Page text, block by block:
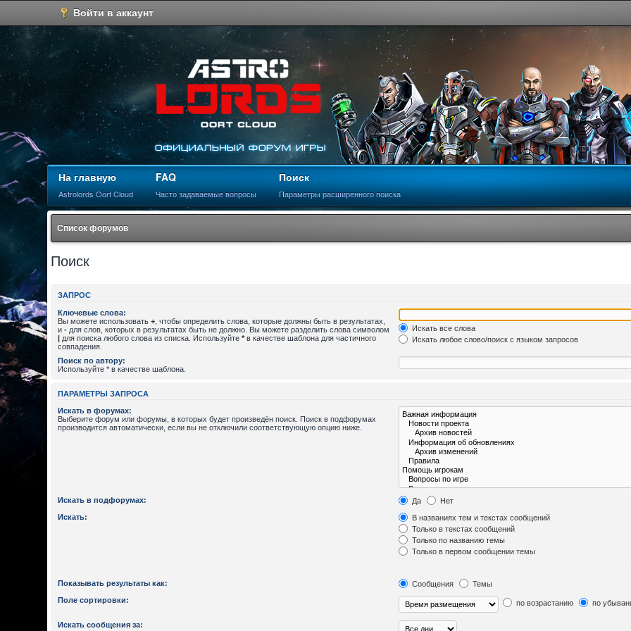
Войти в аккаунт
На главную
Astrolords Oort Cloud
FAQ
Часто задаваемые вопросы
Поиск
Параметры расширенного поиска
Список форумов
Поиск
ЗАПРОС
Ключевые слова:
Вы можете использовать+ , чтобы определить слова, которые должны быть в результатах,
и- для слов, которых в результатах быть не должно. Вы можете разделить слова символом
| для поиска любого слова из списка. Используйте* в качестве шаблона для частичного
совпадения.
Искать все слова
Искать любое слово/поиск с языком запросов
Поиск по автору:
Используйте * в качестве шаблона.
ПАРАМЕТРЫ ЗАПРОСА
Искать в форумах:
Выберите форум или форумы, в которых будет произведён поиск. Поиск в подфорумах
производится автоматически, если вы не отключили соответствующую опцию ниже.
Искать в подфорумах: Да
Нет
Искать:
В названиях тем и текстах сообщений
Только в текстах сообщений
Только по названию темы
Только в первом сообщении темы
Показывать результаты как: Сообщения
Темы
Поле сортировки:
по возрастанию по
Искать сообщения за: